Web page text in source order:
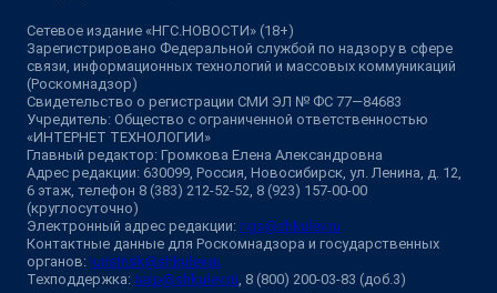
Сетевое издание «НГС.НОВОСТИ» (18+)
Зарегистрировано Федеральной службой по надзору в сфере
связи, информационных технологий и массовых коммуникаций
(Роскомнадзор)
Свидетельство о регистрации СМИ ЭЛ № ФС 77—84683
Учредитель: Общество с ограниченной ответственностью
«ИНТЕРНЕТ ТЕХНОЛОГИИ»
Главный редактор: Громкова Елена Александровна
Адрес редакции: 630099, Россия, Новосибирск, ул. Ленина, д. 12,
6 этаж, телефон 8 (383) 212-52-52, 8 (923) 157-00-00
(круглосуточно)
Электронный адрес редакции: ngs@shkulev.ru
Контактные данные для Роскомнадзора и государственных
органов: juristnsk@shkulev.ru
Техподдержка: help@shkulev.ru , 8 (800) 200-03-83 (доб.3)